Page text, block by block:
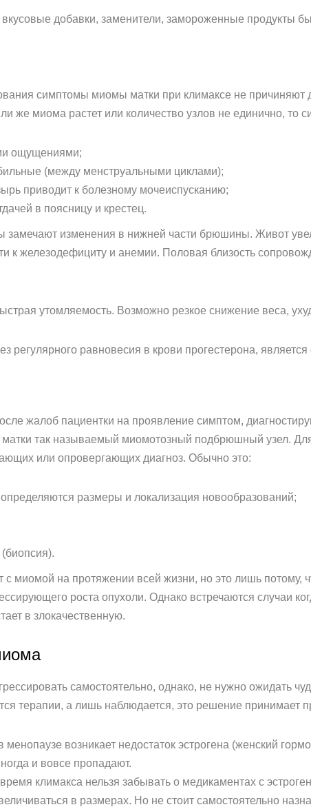
добавки, заменители, замороженные продукты
симптомы миомы матки при климаксе не причиняют
же миома растет или количество узлов не единично, то
ощущениями;
(между менструальными циклами);
приводит к болезному мочеиспусканию;
в поясницу и крестец.
замечают изменения в нижней части брюшины. Живот
к железодефициту и анемии. Половая близость
утомляемость. Возможно резкое снижение веса,
регулярного равновесия в крови прогестерона,
жалоб пациентки на проявление симптом,
так называемый миомотозный подбрюшный узел.
или опровергающих диагноз. Обычно это:
размеры и локализация новообразований;
(биопсия).
миомой на протяжении всей жизни, но это лишь потому,
роста опухоли. Однако встречаются случаи
в злокачественную.
самостоятельно, однако, не нужно ожидать
терапии, а лишь наблюдается, это решение принимает
менопаузе возникает недостаток эстрогена (женский
и вовсе пропадают.
климакса нельзя забывать о медикаментах с
в размерах. Но не стоит самостоятельно